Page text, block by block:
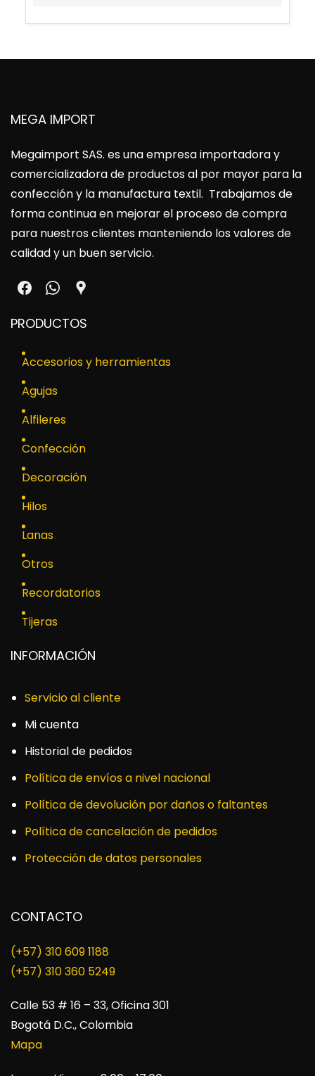
MEGA IMPORT
Megaimport SAS. es una empresa importadora y
comercializadora de productos al por mayor para la
confección y la manufactura textil. Trabajamos de
forma continua en mejorar el proceso de compra
para nuestros clientes manteniendo los valores de
calidad y un buen servicio.
PRODUCTOS
Accesorios y herramientas
Agujas
Alfileres
Confección
Decoración
Hilos
Lanas
Otros
Recordatorios
Tijeras
INFORMACIÓN
Servicio al cliente
Mi cuenta
Historial de pedidos
Política de envíos a nivel nacional
Política de devolución por daños o faltantes
Política de cancelación de pedidos
Protección de datos personales
CONTACTO
(+57) 310 609 1188
​(+57) 310 360 5249
Calle 53 # 16 – 33, Oficina 301
Bogotá D.C., Colombia
Mapa